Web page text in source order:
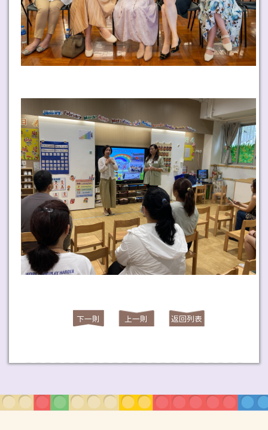
下一則 上一則 返回列表